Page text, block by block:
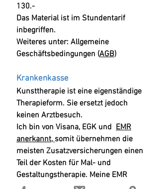
130.-
Das Material ist im Stundentarif
inbegriffen.
Weiteres unter: Allgemeine
Geschäftsbedingungen (AGB)
Krankenkasse
Kunsttherapie ist eine eigenständige
Therapieform. Sie ersetzt jedoch
keinen Arztbesuch.
Ich bin von Visana, EGK und EMR
anerkannt,somit übernehmen die
meisten Zusatzversicherungen einen
Teil der Kosten für Mal- und
Gestaltungstherapie. Meine EMR
Nummer ist 41873.